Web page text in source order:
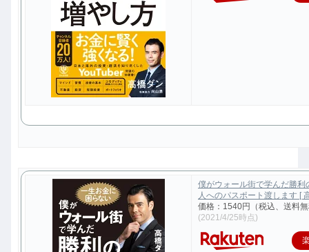
僕がウォール街で学んだ勝利
人へのパスポート渡します [
価格：1540円（税込、送料
(2021/4/25時点)